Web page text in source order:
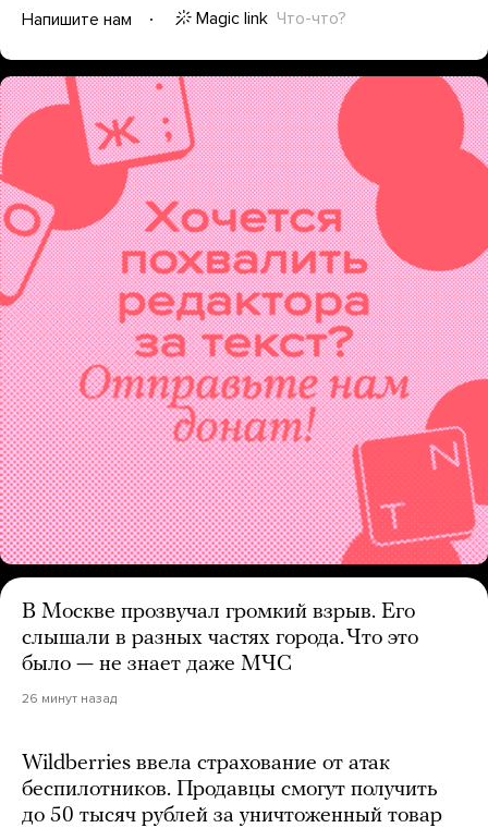
Напишите нам
Magic link Что-что?
В Москве прозвучал громкий взрыв. Его
слышали в разных частях города. Что это
было — не знает даже МЧС
26 минут назад
Wildberries ввела страхование от атак
беспилотников. Продавцы смогут получить
до 50 тысяч рублей за уничтоженный товар